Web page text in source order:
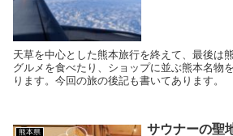
天草を中心とした熊本旅行を終えて、最後は
グルメを食べたり、ショップに並ぶ熊本名物
ります。今回の旅の後記も書いてあります。
熊本県
サウナーの聖